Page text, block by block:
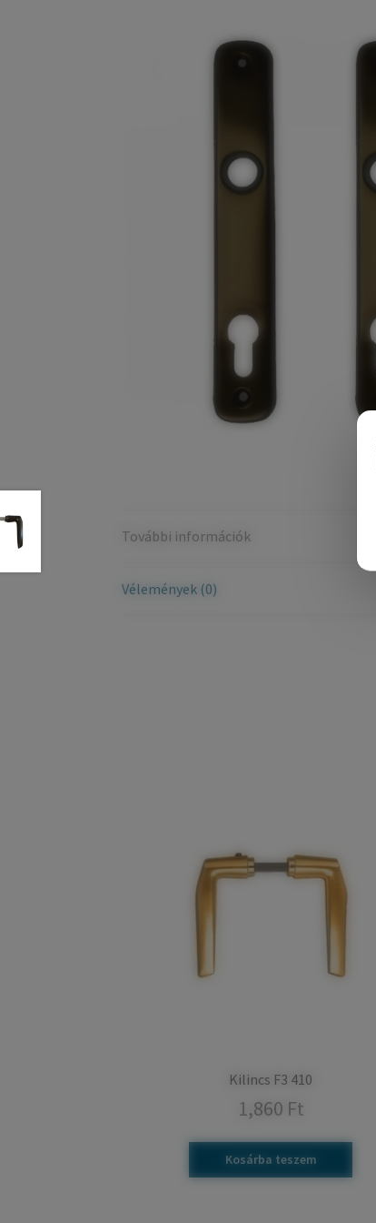
További információk
Vélemények (0)
Kilincs F3 410
1,860 Ft
Kosárba teszem